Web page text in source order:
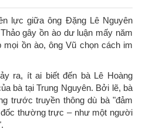
lực giữa ông Đặng Lê Nguyên
gây ồn ào dư luận mấy năm
mọi ồn ào, ông Vũ chọn cách im
ra, ít ai biết đến bà Lê Hoàng
bà tại Trung Nguyên. Bởi lẽ, bà
trước truyền thông dù bà "đảm
thường trực – như một người